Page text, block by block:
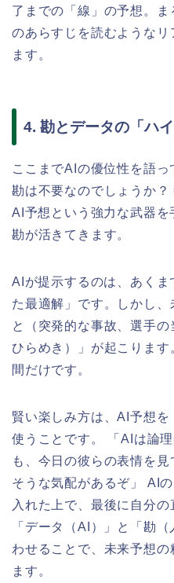
了までの「線」の予想。
のあらすじを読むようなリ
ます。
4. 勘とデータの「ハ
ここまでAIの優位性を語
勘は不要なのでしょうか？
AI予想という強力な武器
勘が活きてきます。
AIが提示するのは、あく
た最適解」です。しかし、
と（突発的な事故、選手
ひらめき）」が起こります
間だけです。
賢い楽しみ方は、AI予想
使うことです。 「AIは論
も、今日の彼らの表情を
そうな気配があるぞ」 AI
入れた上で、最後に自分の
「データ（AI）」と「勘
わせることで、未来予想
ます。